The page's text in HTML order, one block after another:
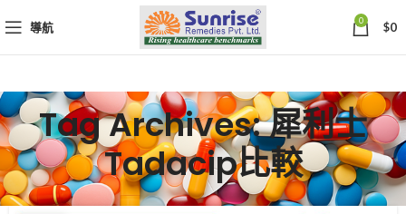
導航 0 $0
Tag Archives: 犀利士
Tadacip比較